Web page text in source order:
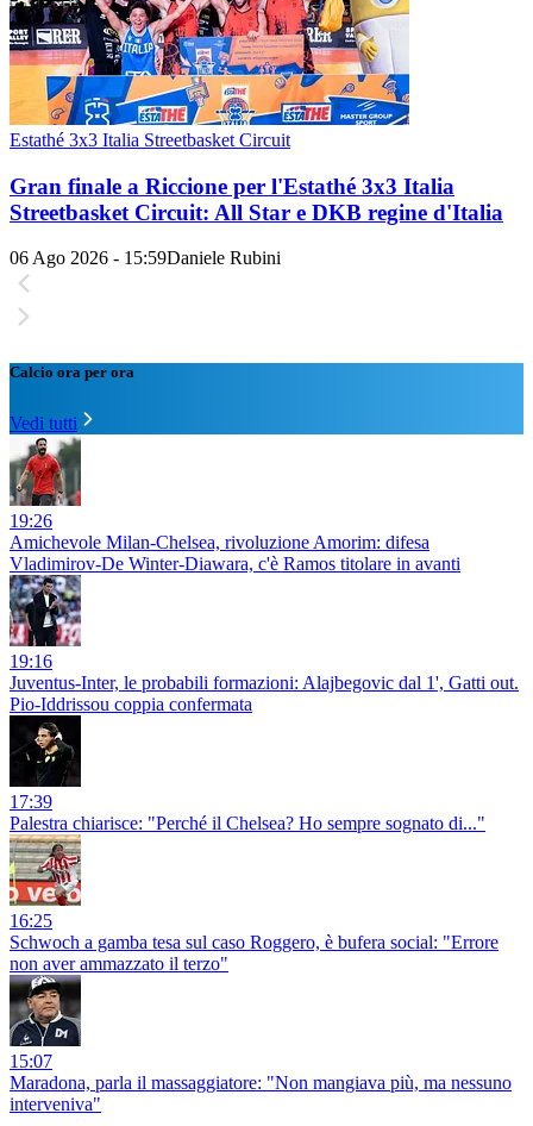
Estathé 3x3 Italia Streetbasket Circuit
Gran finale a Riccione per l'Estathé 3x3 Italia
Streetbasket Circuit: All Star e DKB regine d'Italia
06 Ago 2026 - 15:59Daniele Rubini
Calcio ora per ora
Vedi tutti
19:26
Amichevole Milan-Chelsea, rivoluzione Amorim: difesa
Vladimirov-De Winter-Diawara, c'è Ramos titolare in avanti
19:16
Juventus-Inter, le probabili formazioni: Alajbegovic dal 1', Gatti out.
Pio-Iddrissou coppia confermata
17:39
Palestra chiarisce: "Perché il Chelsea? Ho sempre sognato di..."
16:25
Schwoch a gamba tesa sul caso Roggero, è bufera social: "Errore
non aver ammazzato il terzo"
15:07
Maradona, parla il massaggiatore: "Non mangiava più, ma nessuno
interveniva"